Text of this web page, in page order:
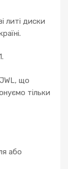
литі диски
що
тільки
або